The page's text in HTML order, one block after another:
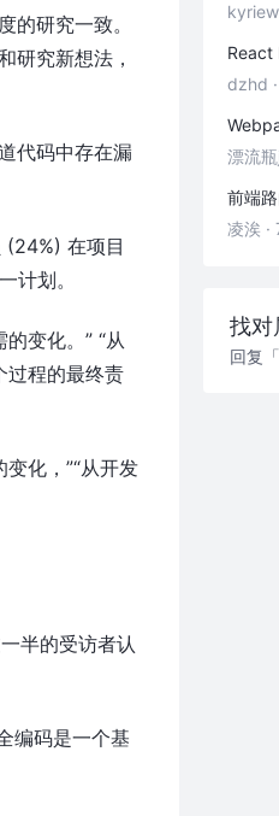
研究一致。
研究新想法，
代码中存在漏
(24%) 在项目
计划。
变化。” “从
过程的最终责
化，”“从开发
半的受访者认
编码是一个基
dzhd ·
漂流
凌涘 ·
找对
回复